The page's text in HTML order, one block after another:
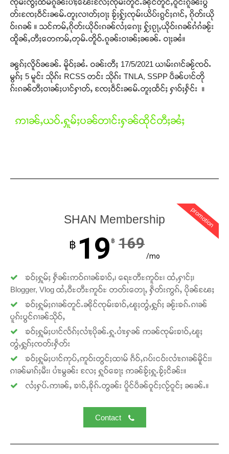
တႃႇႁႂ်ႈသဵင်ၵၢင်ၸႂ်ၵူၼ်းမိူင်း ၵူႈတီႈၵူႈလႅၼ်ပေႃးတေၸွ
ဝ်ႇၽူႈတွႆႇႁွၵ်ႈ လႆႈယူႇၶႃႈဢေႃႈ။
Donate Now
ၸုမ်းၸွႆႈထႅမ်ၵူၼ်းပၢႆႈၽေးလႄႈၸုမ်းတူင်ႉၼိုင်တူင်ႇဝူင်းၵူၼ်းပွ
တ်းၸႄႈဝဵင်းၼမ်ႉတူႈလၢတ်ႈဝႃႈ ၶႂ်ႈႁႂ်ႈၸုမ်းယိပ်းၵွင်ႈၵၢင်ႇ ၵိုတ်းယို
ဝ်းၵၼ် ။ သင်ဢမ်ႇၵိုတ်းယိုဝ်းၵၼ်လႆႈၵေႃႈ ႁႂ်ႈၵႂႃႇယိုဝ်းၵၼ်ၵႆၵႆၼႂ်း
ထိူၼ်ႇတီႈတေဢမ်ႇတုမ်ႉတိူဝ်ႉၵူၼ်းဝၢၼ်ႈၼၼ်ႉ ဝႃႈၼႆ။
ၼွၵ်ႈလိူဝ်ၼၼ်ႉ မိူဝ်ႈၼႆႉ ဝၼ်းတီႈ 17/5/2021 ယၢမ်းၵၢင်ၼႂ်ၸဝ်ႉ
မွၵ်ႈ 5 မူင်း သိုၵ်း RCSS တင်း သိုၵ်း TNLA, SSPP ပဵၼ်ပၢင်တို
ၵ်းၵၼ်တီႈဝၢၼ်ႈပၢင်ႁၢတ်ႇ ၸႄႈဝဵင်းၼမ်ႉတူႈထႅင်ႈ ႁၢဝ်ႈႁႅင်း ။
ဢၢၼ်ႇယဝ်ႉႁူမ်ႈပၼ်တၢင်းႁၼ်ထိုင်တီႈၼႆႈ
promotion
SHAN Membership
฿ 19 ฿ 169
/mo
ၶဝ်ႈႁူမ်ႈ ႁဵၼ်းဢဝ်ၵၢၼ်ၶၢဝ်ႇ၊ ရေႊတီႊဢူဝ်ႊ၊ ထႆႇႁၢင်ႈ၊
Blogger, Vlog ထႆႇဝီႊတီႊဢူဝ်ႊ တတ်းတေႃႇ ႁဵတ်းဢွၵ်ႇ ပိုၼ်ၽႄႈ
ၶဝ်ႈႁူမ်ႈၵၢၼ်တူင်ႉၼိုင်ၸုမ်းၶၢဝ်ႇၽူႈတွႆႇႁွၵ်ႈ ၼႂ်းၶၵ်ႉၵၢၼ်
ပူၵ်းပွင်ၵၢၼ်သိုဝ်ႇ
ၶဝ်ႈႁူမ်ႈပၢင်လႅၵ်ႈလၢႆႈပိုၼ်ႉႁူႉပၢႆးႁၼ် ဢၼ်ၸုမ်းၶၢဝ်ႇၽူႈ
တွႆႇႁွၵ်ႈၸတ်းႁဵတ်း
ၶဝ်ႈႁူမ်ႈပၢင်ဢုပ်ႇဢူဝ်းတွင်ႈထၢမ် ၵဵဝ်ႇၵပ်းငဝ်းလၢႆးၵၢၼ်မိူင်း၊
ၵၢၼ်မၢၵ်ႈမီး၊ ပၢႆးမွၼ်း လႄႈ ႁူဝ်ၶေႃႈ ဢၼ်ၶႂ်ႈႁူႉၶႂ်ႈငိၼ်း။
လႆႈႁပ်ႉဢၢၼ်ႇ ၶၢဝ်ႇၶိုၵ်ႉတွၼ်း ပိူင်ပဵၼ်ဝူင်ႈလႂ်ဝူင်ႈ ၼၼ်ႉ။
Contact